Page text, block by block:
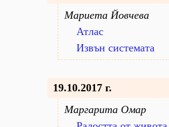
Мариета Йовчева
Атлас
Извън системата
19.10.2017 г.
Маргарита Омар